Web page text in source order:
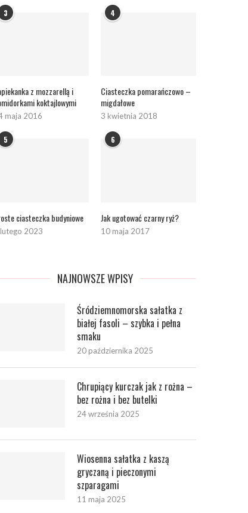
3
z mozzarellą i
koktajlowymi
maja 2016
4
Ciasteczka pomarańczowo –
migdałowe
3 kwietnia 2018
5
ciasteczka budyniowe
2023
6
Jak ugotować czarny ryż?
10 maja 2017
NAJNOWSZE WPISY
Śródziemnomorska sałatka z
białej fasoli – szybka i pełna
smaku
20 października 2025
Chrupiący kurczak jak z rożna –
bez rożna i bez butelki
24 września 2025
Wiosenna sałatka z kaszą
gryczaną i pieczonymi
szparagami
11 maja 2025